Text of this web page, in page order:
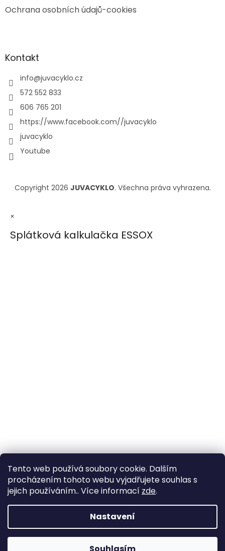
Tento web používá soubory cookie. Dalším
procházením tohoto webu vyjadřujete souhlas s
jejich používáním.. Více informací zde.
Nastavení
Ochrana osobních údajů-cookies
Kontakt
info@juvacyklo.cz
572 552 833
606 765 201
https://www.facebook.com//juvacyklo
juvacyklo
Youtube
Copyright 2026 JUVACYKLO. Všechna práva vyhrazena.
×
Splátková kalkulačka ESSOX